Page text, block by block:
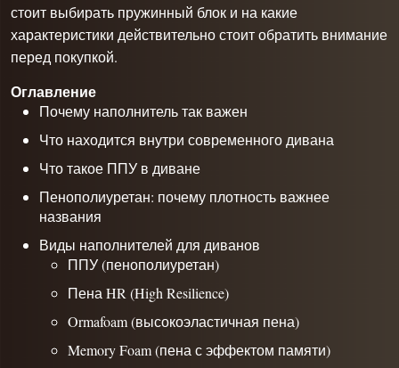
стоит выбирать пружинный блок и на какие
характеристики действительно стоит обратить внимание
перед покупкой.
Оглавление
Почему наполнитель так важен
Что находится внутри современного дивана
Что такое ППУ в диване
Пенополиуретан: почему плотность важнее
названия
Виды наполнителей для диванов
ППУ (пенополиуретан)
Пена HR (High Resilience)
Ormafoam (высокоэластичная пена)
Memory Foam (пена с эффектом памяти)